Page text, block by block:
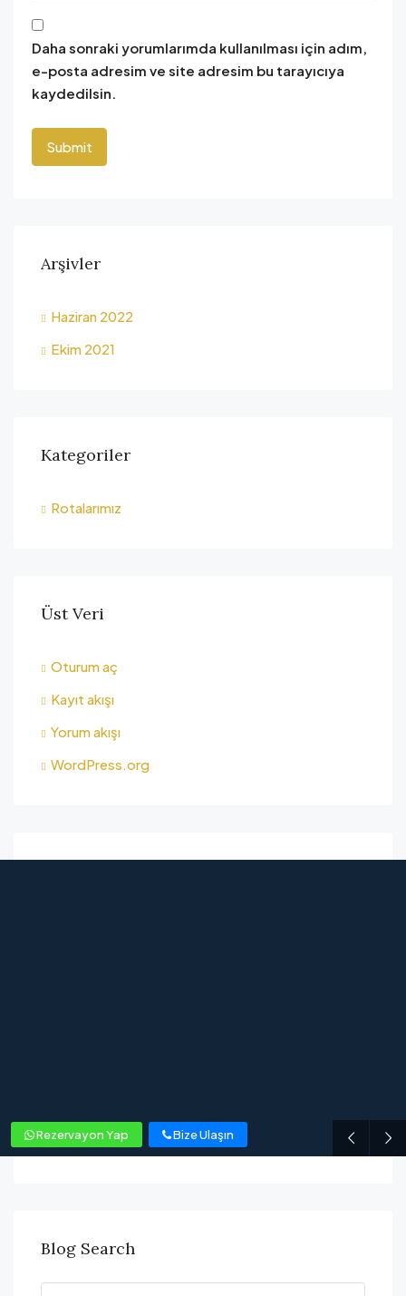
Daha sonraki yorumlarımda kullanılması için adım,
e-posta adresim ve site adresim bu tarayıcıya
kaydedilsin.
Arşivler
Haziran 2022
Ekim 2021
Kategoriler
Rotalarımız
Üst Veri
Oturum aç
Kayıt akışı
Yorum akışı
WordPress.org
Rezervayon Yap Bize Ulaşın
Blog Search